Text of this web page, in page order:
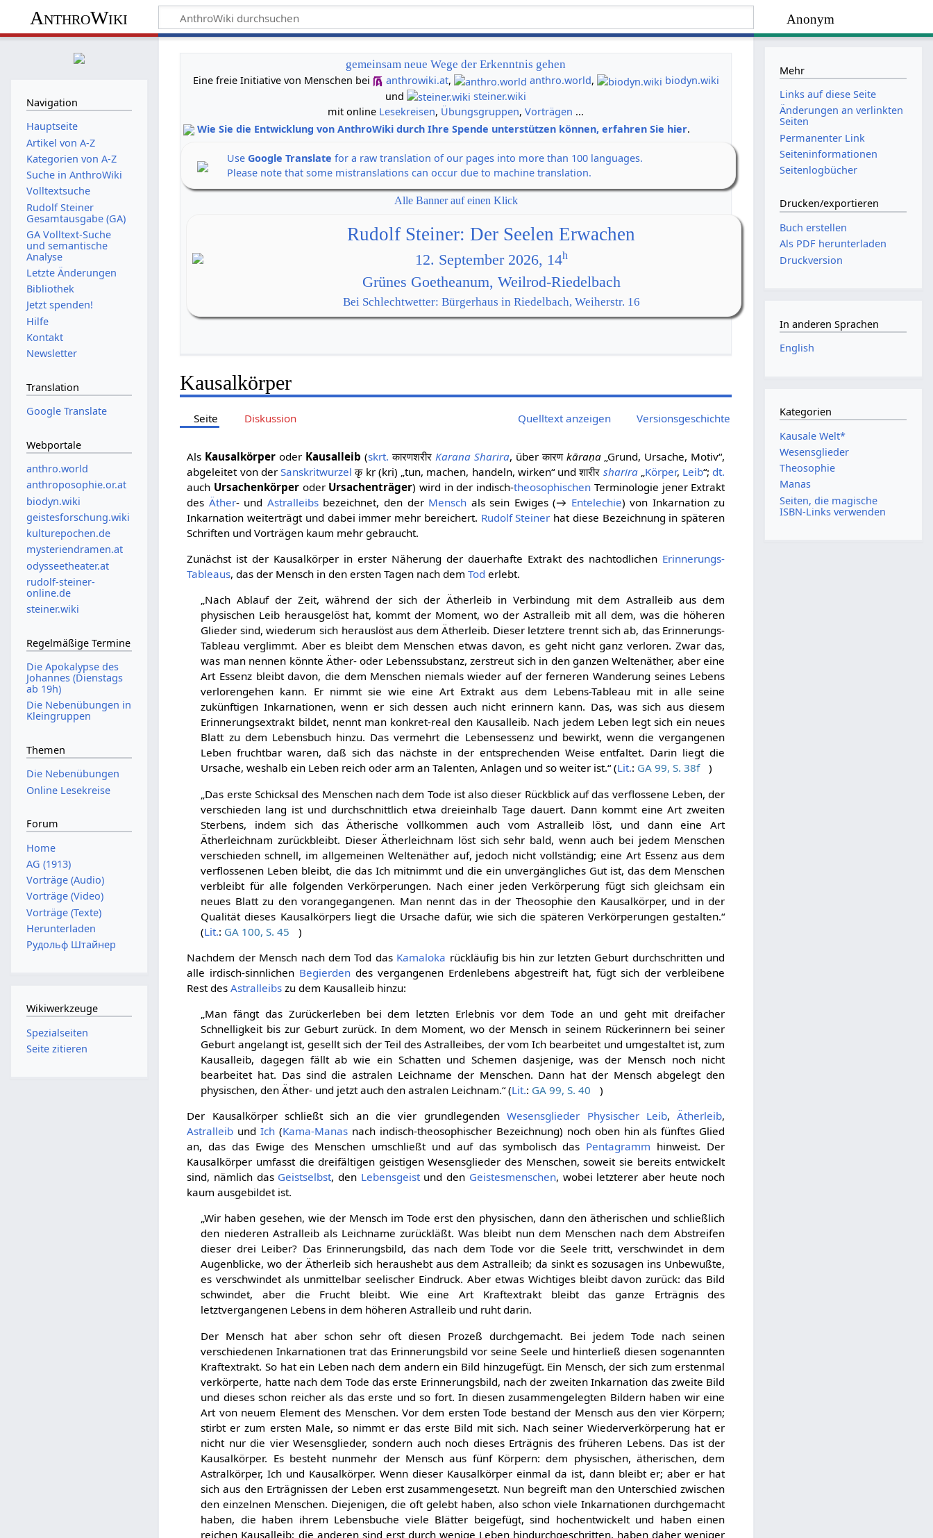
Anonym
AnthroWiki
gemeinsam neue Wege der Erkenntnis gehen
Eine freie Initiative von Menschen bei
anthrowiki.at, anthro.world,
biodyn.wiki
und
steiner.wiki
mit online Lesekreisen, Übungsgruppen,Vorträgen ...
Wie Sie die Entwicklung von AnthroWiki durch Ihre Spende unterstützen können, erfahren Sie hier.
UseGoogle Translate for a raw translation of our pages into more than 100 languages.
Please note that some mistranslations can occur due to machine translation.
Alle Banner auf einen Klick
Rudolf Steiner: Der Seelen Erwachen
12. September 2026, 14h
Grünes Goetheanum, Weilrod-Riedelbach
Bei Schlechtwetter: Bürgerhaus in Riedelbach, Weiherstr. 16
Kausalkörper
Seite Diskussion Quelltext anzeigen Versionsgeschichte
Als Kausalkörper oder Kausalleib (skrt. कारणशरीर Karana Sharira, über कारण kāraṇa„Grund, Ursache, Motiv“,
abgeleitet von derSanskritwurzel कृ kṛ (kri) „tun, machen, handeln, wirken“ und शारीर sharira„Körper, Leib“; dt.
auch Ursachenkörper oder Ursachenträger) wird in der indisch-theosophischen Terminologie jener Extrakt
des Äther- und Astralleibsbezeichnet, den der Mensch als sein Ewiges (→ Entelechie) von Inkarnation zu
Inkarnation weiterträgt und dabei immer mehr bereichert. Rudolf Steiner hat diese Bezeichnung in späteren
Schriften und Vorträgen kaum mehr gebraucht.
Zunächst ist der Kausalkörper in erster Näherung der dauerhafte Extrakt des nachtodlichen Erinnerungs-
Tableaus, das der Mensch in den ersten Tagen nach demTod erlebt.
„Nach Ablauf der Zeit, während der sich der Ätherleib in Verbindung mit dem Astralleib aus dem
physischen Leib herausgelöst hat, kommt der Moment, wo der Astralleib mit all dem, was die höheren
Glieder sind, wiederum sich herauslöst aus dem Ätherleib. Dieser letztere trennt sich ab, das Erinnerungs-
Tableau verglimmt. Aber es bleibt dem Menschen etwas davon, es geht nicht ganz verloren. Zwar das,
was man nennen könnte Äther- oder Lebenssubstanz, zerstreut sich in den ganzen Weltenäther, aber eine
Art Essenz bleibt davon, die dem Menschen niemals wieder auf der ferneren Wanderung seines Lebens
verlorengehen kann. Er nimmt sie wie eine Art Extrakt aus dem Lebens-Tableau mit in alle seine
zukünftigen Inkarnationen, wenn er sich dessen auch nicht erinnern kann. Das, was sich aus diesem
Erinnerungsextrakt bildet, nennt man konkret-real den Kausalleib. Nach jedem Leben legt sich ein neues
Blatt zu dem Lebensbuch hinzu. Das vermehrt die Lebensessenz und bewirkt, wenn die vergangenen
Leben fruchtbar waren, daß sich das nächste in der entsprechenden Weise entfaltet. Darin liegt die
Ursache, weshalb ein Leben reich oder arm an Talenten, Anlagen und so weiter ist.“ (Lit.: GA 99, S. 38f
)
„Das erste Schicksal des Menschen nach dem Tode ist also dieser Rückblick auf das verflossene Leben, der
verschieden lang ist und durchschnittlich etwa dreieinhalb Tage dauert. Dann kommt eine Art zweiten
Sterbens, indem sich das Ätherische vollkommen auch vom Astralleib löst, und dann eine Art
Ätherleichnam zurückbleibt. Dieser Ätherleichnam löst sich sehr bald, wenn auch bei jedem Menschen
verschieden schnell, im allgemeinen Weltenäther auf, jedoch nicht vollständig; eine Art Essenz aus dem
verflossenen Leben bleibt, die das Ich mitnimmt und die ein unvergängliches Gut ist, das dem Menschen
verbleibt für alle folgenden Verkörperungen. Nach einer jeden Verkörperung fügt sich gleichsam ein
neues Blatt zu den vorangegangenen. Man nennt das in der Theosophie den Kausalkörper, und in der
Qualität dieses Kausalkörpers liegt die Ursache dafür, wie sich die späteren Verkörperungen gestalten.“
(Lit.: GA 100, S. 45
)
Nachdem der Mensch nach dem Tod das Kamaloka rückläufig bis hin zur letzten Geburt durchschritten und
alle irdisch-sinnlichen Begierden des vergangenen Erdenlebens abgestreift hat, fügt sich der verbleibene
Rest desAstralleibs zu dem Kausalleib hinzu:
„Man fängt das Zurückerleben bei dem letzten Erlebnis vor dem Tode an und geht mit dreifacher
Schnelligkeit bis zur Geburt zurück. In dem Moment, wo der Mensch in seinem Rückerinnern bei seiner
Geburt angelangt ist, gesellt sich der Teil des Astralleibes, der vom Ich bearbeitet und umgestaltet ist, zum
Kausalleib, dagegen fällt ab wie ein Schatten und Schemen dasjenige, was der Mensch noch nicht
bearbeitet hat. Das sind die astralen Leichname der Menschen. Dann hat der Mensch abgelegt den
physischen, den Äther- und jetzt auch den astralen Leichnam.“ (Lit.: GA 99, S. 40
)
Der Kausalkörper schließt sich an die vier grundlegendenWesensglieder Physischer Leib,Ätherleib,
Astralleib undIch (Kama-Manas nach indisch-theosophischer Bezeichnung) noch oben hin als fünftes Glied
an, das das Ewige des Menschen umschließt und auf das symbolisch das Pentagramm hinweist. Der
Kausalkörper umfasst die dreifältigen geistigen Wesensglieder des Menschen, soweit sie bereits entwickelt
sind, nämlich das Geistselbst, den Lebensgeistund den Geistesmenschen, wobei letzterer aber heute noch
kaum ausgebildet ist.
„Wir haben gesehen, wie der Mensch im Tode erst den physischen, dann den ätherischen und schließlich
den niederen Astralleib als Leichname zurückläßt. Was bleibt nun dem Menschen nach dem Abstreifen
dieser drei Leiber? Das Erinnerungsbild, das nach dem Tode vor die Seele tritt, verschwindet in dem
Augenblicke, wo der Ätherleib sich heraushebt aus dem Astralleib; da sinkt es sozusagen ins Unbewußte,
es verschwindet als unmittelbar seelischer Eindruck. Aber etwas Wichtiges bleibt davon zurück: das Bild
schwindet, aber die Frucht bleibt. Wie eine Art Kraftextrakt bleibt das ganze Erträgnis des
letztvergangenen Lebens in dem höheren Astralleib und ruht darin.
Der Mensch hat aber schon sehr oft diesen Prozeß durchgemacht. Bei jedem Tode nach seinen
verschiedenen Inkarnationen trat das Erinnerungsbild vor seine Seele und hinterließ diesen sogenannten
Kraftextrakt. So hat ein Leben nach dem andern ein Bild hinzugefügt. Ein Mensch, der sich zum erstenmal
verkörperte, hatte nach dem Tode das erste Erinnerungsbild, nach der zweiten Inkarnation das zweite Bild
und dieses schon reicher als das erste und so fort. In diesen zusammengelegten Bildern haben wir eine
Art von neuem Element des Menschen. Vor dem ersten Tode bestand der Mensch aus den vier Körpern;
stirbt er zum ersten Male, so nimmt er das erste Bild mit sich. Nach seiner Wiederverkörperung hat er
nicht nur die vier Wesensglieder, sondern auch noch dieses Erträgnis des früheren Lebens. Das ist der
Kausalkörper. Es besteht nunmehr der Mensch aus fünf Körpern: dem physischen, ätherischen, dem
Astralkörper, Ich und Kausalkörper. Wenn dieser Kausalkörper einmal da ist, dann bleibt er; aber er hat
sich aus den Erträgnissen der Leben erst zusammengesetzt. Nun begreift man den Unterschied zwischen
den einzelnen Menschen. Diejenigen, die oft gelebt haben, also schon viele Inkarnationen durchgemacht
haben, die haben ihrem Lebensbuche viele Blätter beigefügt, sind hochentwickelt und haben einen
reichen Kausalleib; die anderen sind erst durch wenige Leben hindurchgeschritten, haben daher weniger
Navigation
Hauptseite
Artikel von A-Z
Kategorien von A-Z
Suche in AnthroWiki
Volltextsuche
Rudolf Steiner
Gesamtausgabe (GA)
GA Volltext-Suche
und semantische
Analyse
Letzte Änderungen
Bibliothek
Jetzt spenden!
Hilfe
Kontakt
Newsletter
Translation
Google Translate
Webportale
anthro.world
anthroposophie.or.at
biodyn.wiki
geistesforschung.wiki
kulturepochen.de
mysteriendramen.at
odysseetheater.at
rudolf-steiner-
online.de
steiner.wiki
Regelmäßige Termine
Die Apokalypse des
Johannes (Dienstags
ab 19h)
Die Nebenübungen in
Kleingruppen
Themen
Die Nebenübungen
Online Lesekreise
Forum
Home
AG (1913)
Vorträge (Audio)
Vorträge (Video)
Vorträge (Texte)
Herunterladen
Рудольф Штайнер
Wikiwerkzeuge
Spezialseiten
Seite zitieren
Mehr
Links auf diese Seite
Änderungen an verlinkten
Seiten
Permanenter Link
Seiten­­informationen
Seitenlogbücher
Drucken/­exportieren
Buch erstellen
Als PDF herunterladen
Druckversion
In anderen Sprachen
English
Kategorien
Kausale Welt*
Wesensglieder
Theosophie
Manas
Seiten, die magische
ISBN-Links verwenden